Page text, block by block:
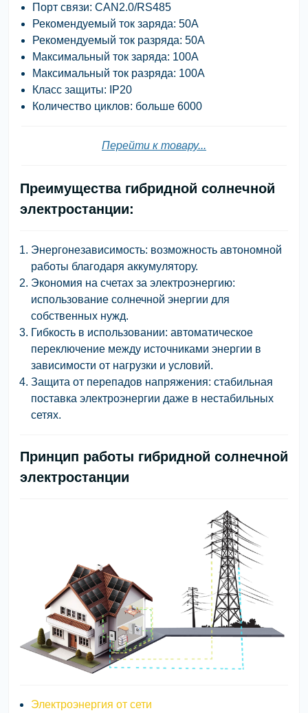
Порт связи: CAN2.0/RS485
Рекомендуемый ток заряда: 50А
Рекомендуемый ток разряда: 50А
Максимальный ток заряда: 100А
Максимальный ток разряда: 100А
Класс защиты: IP20
Количество циклов: больше 6000
Перейти к товару...
Преимущества гибридной солнечной
электростанции:
Энергонезависимость: возможность автономной
работы благодаря аккумулятору.
Экономия на счетах за электроэнергию:
использование солнечной энергии для
собственных нужд.
Гибкость в использовании: автоматическое
переключение между источниками энергии в
зависимости от нагрузки и условий.
Защита от перепадов напряжения: стабильная
поставка электроэнергии даже в нестабильных
сетях.
Принцип работы гибридной солнечной
электростанции
Электроэнергия от сети